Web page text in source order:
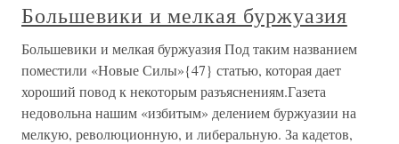
Большевики и мелкая буржуазия
Большевики и мелкая буржуазия Под таким названием
поместили «Новые Силы»{47} статью, которая дает
хороший повод к некоторым разъяснениям.Газета
недовольна нашим «избитым» делением буржуазии на
мелкую, революционную, и либеральную. За кадетов,